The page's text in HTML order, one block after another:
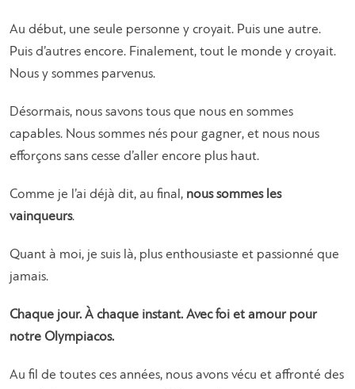
Au début, une seule personne y croyait. Puis une autre.
Puis d’autres encore. Finalement, tout le monde y croyait.
Nous y sommes parvenus.
Désormais, nous savons tous que nous en sommes
capables. Nous sommes nés pour gagner, et nous nous
efforçons sans cesse d’aller encore plus haut.
Comme je l’ai déjà dit, au final, nous sommes les
vainqueurs.
Quant à moi, je suis là, plus enthousiaste et passionné que
jamais.
Chaque jour. À chaque instant. Avec foi et amour pour
notre Olympiacos.
Au fil de toutes ces années, nous avons vécu et affronté des